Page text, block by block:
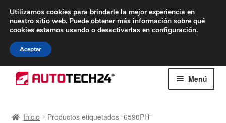
ENTREGA desde 7 EUR
De lunes a viernes de 9 a. m. a 4 p. m.
navegación
al
Menú
Inicio Productos etiquetados “6590PH”
Utilizamos cookies para brindarle la mejor experiencia en
nuestro sitio web. Puede obtener más información sobre qué
cookies estamos usando o desactivarlas en configuración.
Aceptar